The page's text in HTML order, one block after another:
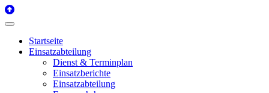
Startseite
Einsatzabteilung
Dienst & Terminplan
Einsatzberichte
Einsatzabteilung